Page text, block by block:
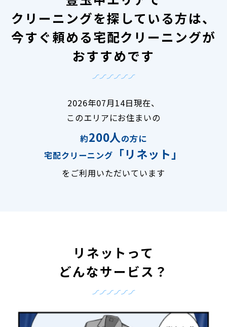
クリーニングを探している方は、
今すぐ頼める宅配クリーニングが
おすすめです
2026年07月14日現在、
このエリアにお住まいの
約200人の方に
宅配クリーニング
「リネット」
をご利用いただいています
リネットって
どんなサービス？